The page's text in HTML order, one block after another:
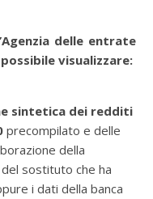
delle entrate
visualizzare:
sintetica dei redditi
precompilato e delle
della
sostituto che ha
i dati della banca